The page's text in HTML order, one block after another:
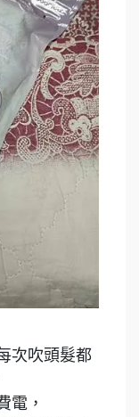
次吹頭髮都
電，